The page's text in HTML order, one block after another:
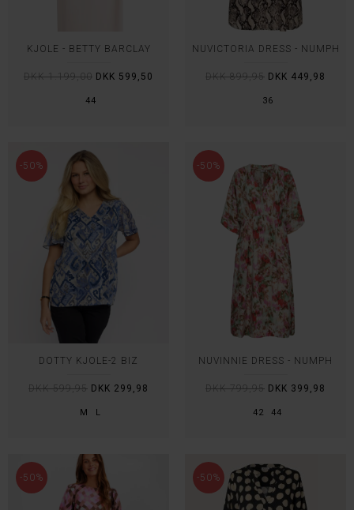
44
KJOLE - BETTY BARCLAY
DKK 1.199,00 DKK 599,50
36
NUVICTORIA DRESS - NÜMPH
DKK 899,95 DKK 449,98
-50%
M L
DOTTY KJOLE-2 BIZ
DKK 599,95 DKK 299,98
-50%
42 44
NUVINNIE DRESS - NÜMPH
DKK 799,95 DKK 399,98
-50% -50%